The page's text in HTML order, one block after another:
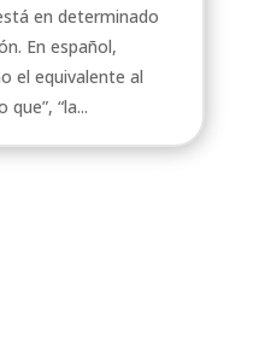
en determinado
En español,
el equivalente al
“la...